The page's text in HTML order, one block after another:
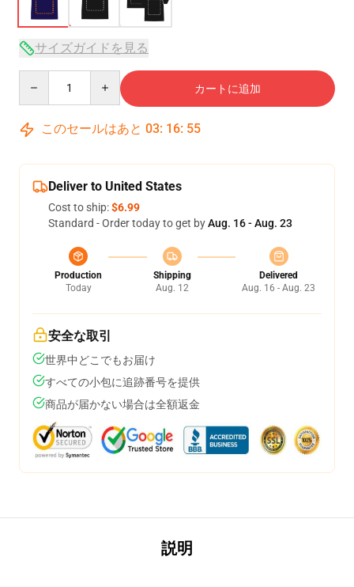
サイズガイドを見る
カートに追加
このセールはあと 03: 16: 54
Deliver to United States
Cost to ship:$6.99
Standard - Order today to get byAug. 16 - Aug. 23
Production
Today
Shipping
Aug. 12
Delivered
Aug. 16 - Aug. 23
安全な取引
世界中どこでもお届け
すべての小包に追跡番号を提供
商品が届かない場合は全額返金
説明